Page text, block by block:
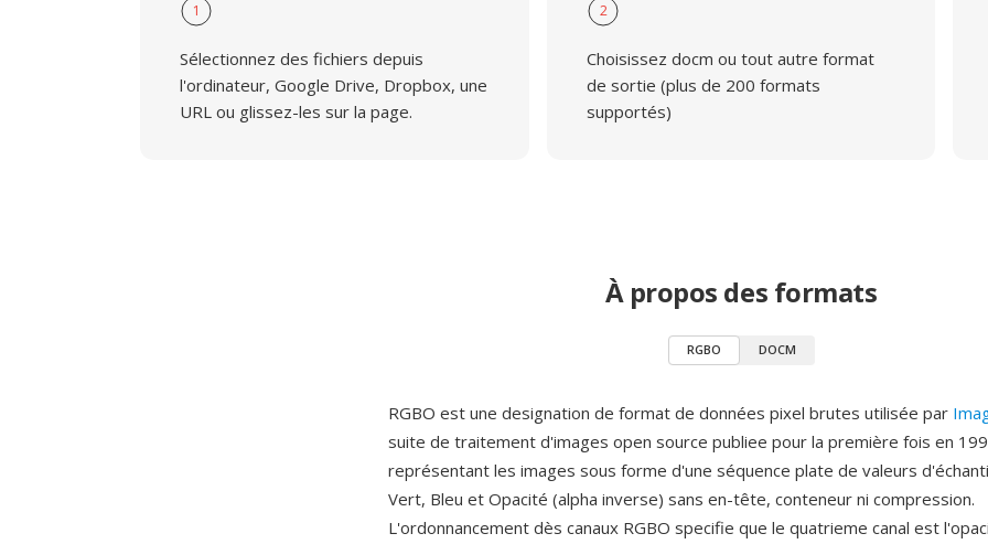
1
Sélectionnez des fichiers depuis
l'ordinateur, Google Drive, Dropbox, une
URL ou glissez-les sur la page.
2
Choisissez docm ou tout autre format
de sortie (plus de 200 formats
supportés)
À propos des formats
RGBO DOCM
RGBO est une designation de format de données pixel brutes utilisée par
suite de traitement d'images open source publiee pour la première fois en
représentant les images sous forme d'une séquence plate de valeurs
Vert, Bleu et Opacité (alpha inverse) sans en-tête, conteneur ni compression.
L'ordonnancement dès canaux RGBO specifie que le quatrieme canal est